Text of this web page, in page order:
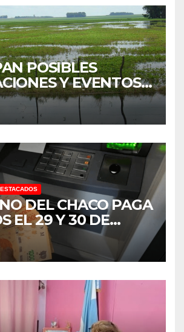
POSIBLES
Y EVENTOS
“PODRÍA SER UN
IMPORTANTE”
DEL CHACO PAGA
EL 29 Y 30 DE
EL 2% DE